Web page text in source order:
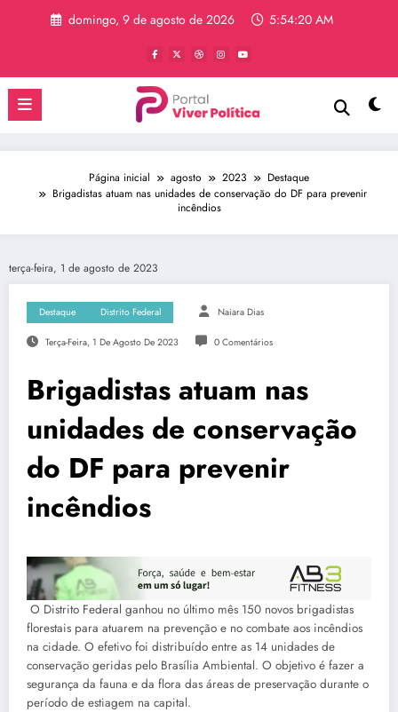
domingo, 9 de agosto de 2026 5:54:21 AM
Página inicial agosto 2023
Destaque
Brigadistas atuam nas unidades de conservação do DF para prevenir
incêndios
terça-feira, 1 de agosto de 2023
Destaque Distrito Federal Naiara Dias
Terça-Feira, 1 De Agosto De 2023 0 Comentários
Brigadistas atuam nas
unidades de conservação
do DF para prevenir
incêndios
O Distrito Federal ganhou no último mês 150 novos brigadistas
florestais para atuarem na prevenção e no combate aos incêndios
na cidade. O efetivo foi distribuído entre as 14 unidades de
conservação geridas pelo Brasília Ambiental. O objetivo é fazer a
segurança da fauna e da flora das áreas de preservação durante o
período de estiagem na capital.